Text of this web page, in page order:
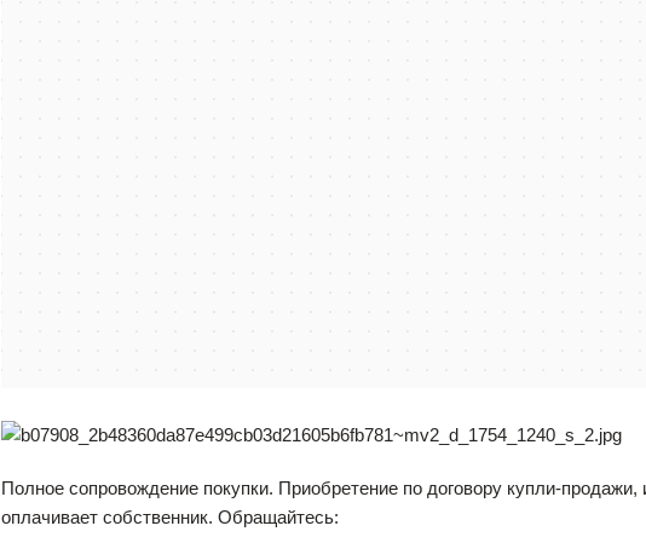
Полное сопровождение покупки. Приобретение по договору купли-
оплачивает собственник. Обращайтесь: